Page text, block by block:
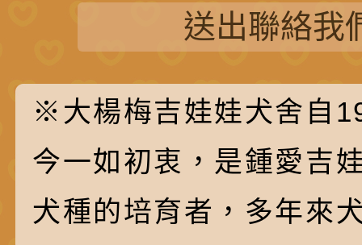
送出聯絡我
※大楊梅吉娃娃犬舍自
今一如初衷，是鍾愛吉
犬種的培育者，多年來